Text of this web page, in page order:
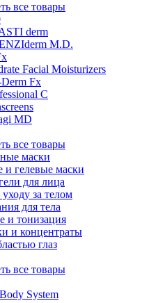
все товары
derm
M.D.
Facial Moisturizers
Fx
C
MD
все товары
маски
и гелевые маски
для лица
за телом
для тела
и тонизация
и концентраты
глаз
все товары
System